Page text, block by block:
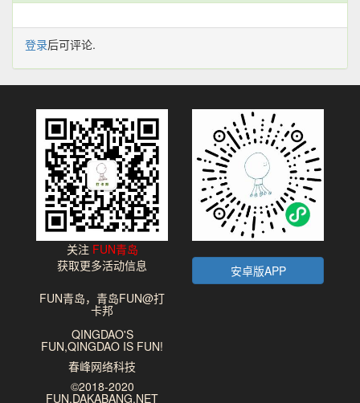
登录后可评论.
关注 FUN青岛
获取更多活动信息
安卓版APP
FUN青岛，青岛FUN@打
卡邦
QINGDAO'S
FUN,QINGDAO IS FUN!
春峰网络科技
©2018-2020
FUN.DAKABANG.NET